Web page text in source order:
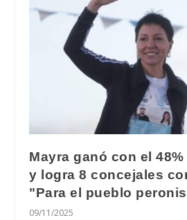
Mayra ganó con el
y logra 8 concejales
"Para el pueblo
09/11/2025